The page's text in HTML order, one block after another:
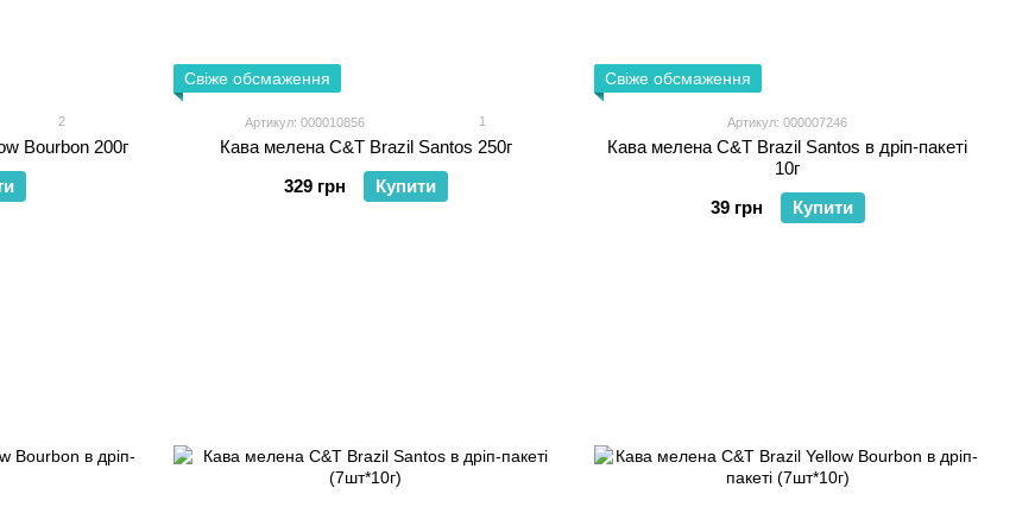
2
Bourbon 200г
Свіже обсмаження
Артикул: 000010856 1
Кава мелена C&T Brazil Santos 250г
329 грн
Купити
Свіже обсмаження
Артикул: 000007246
Кава мелена C&T Brazil Santos в дріп-пакеті
10г
39 грн
Купити